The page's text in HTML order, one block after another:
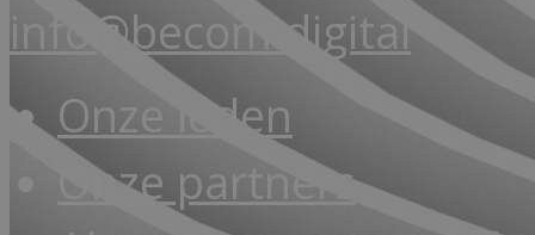
info@becom.digital
Onze leden
Onze partners